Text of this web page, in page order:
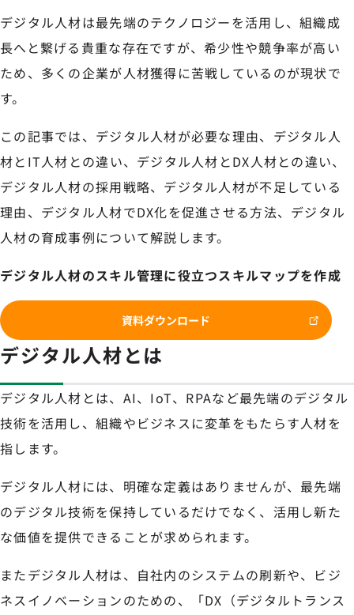
デジタル人材は最先端のテクノロジーを活用し、組織成
長へと繋げる貴重な存在ですが、希少性や競争率が高い
ため、多くの企業が人材獲得に苦戦しているのが現状で
す。
この記事では、デジタル人材が必要な理由、デジタル人
材とIT人材との違い、デジタル人材とDX人材との違い、
デジタル人材の採用戦略、デジタル人材が不足している
理由、デジタル人材でDX化を促進させる方法、デジタル
人材の育成事例について解説します。
デジタル人材のスキル管理に役立つスキルマップを作成
資料ダウンロード
デジタル人材とは
デジタル人材とは、AI、IoT、RPAなど最先端のデジタル
技術を活用し、組織やビジネスに変革をもたらす人材を
指します。
デジタル人材には、明確な定義はありませんが、最先端
のデジタル技術を保持しているだけでなく、活用し新た
な価値を提供できることが求められます。
またデジタル人材は、自社内のシステムの刷新や、ビジ
ネスイノベーションのための、「DX（デジタルトランス